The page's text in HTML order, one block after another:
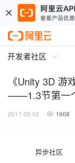
开发者社区
《Unity 3D 游
——1.3节第一
2017-05-02 1608
异步社区